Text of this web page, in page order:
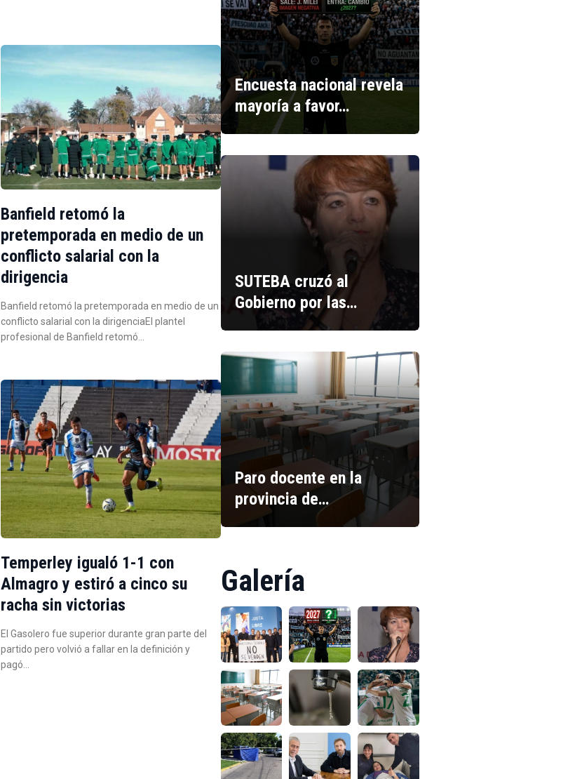
Banfield retomó la
pretemporada en medio de un
conflicto salarial con la
dirigencia
Banfield retomó la pretemporada en medio de un
conflicto salarial con la dirigenciaEl plantel
profesional de Banfield retomó…
Temperley igualó 1-1 con
Almagro y estiró a cinco su
racha sin victorias
El Gasolero fue superior durante gran parte del
partido pero volvió a fallar en la definición y
pagó…
Encuesta nacional revela
mayoría a favor…
SUTEBA cruzó al
Gobierno por las…
Paro docente en la
provincia de…
Galería